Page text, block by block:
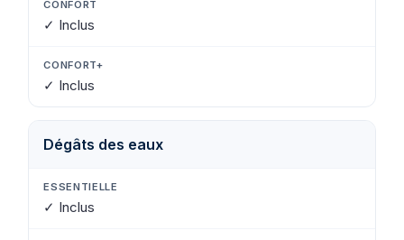
✓ Inclus
✓ Inclus
Dégâts des eaux
✓ Inclus